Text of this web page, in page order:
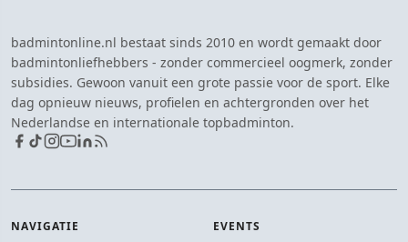
badmintonline.nl bestaat sinds 2010 en wordt gemaakt door
badmintonliefhebbers - zonder commercieel oogmerk, zonder
subsidies. Gewoon vanuit een grote passie voor de sport. Elke
dag opnieuw nieuws, profielen en achtergronden over het
Nederlandse en internationale topbadminton.
NAVIGATIE EVENTS